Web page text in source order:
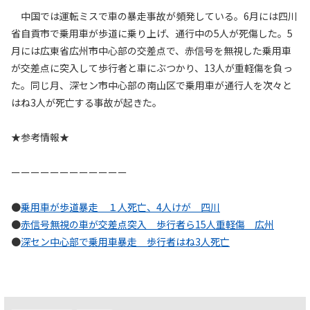
中国では運転ミスで車の暴走事故が頻発している。6月には四川
省自貢市で乗用車が歩道に乗り上げ、通行中の5人が死傷した。5
月には広東省広州市中心部の交差点で、赤信号を無視した乗用車
が交差点に突入して歩行者と車にぶつかり、13人が重軽傷を負っ
た。同じ月、深セン市中心部の南山区で乗用車が通行人を次々と
はね3人が死亡する事故が起きた。
★参考情報★
ーーーーーーーーーーーー
●乗用車が歩道暴走 １人死亡、4人けが 四川
●赤信号無視の車が交差点突入 歩行者ら15人重軽傷 広州
●深セン中心部で乗用車暴走 歩行者はね3人死亡